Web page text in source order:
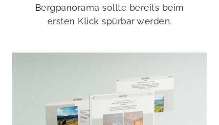
Bergpanorama sollte bereits beim
ersten Klick spürbar werden.